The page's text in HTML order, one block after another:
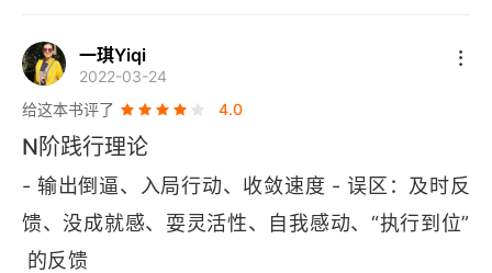
次后，他的目的并不是复述别人的句子，而是要自
一个大问题：他的词汇积累的不像杂志文章的作者
那样丰富，并不是说他不认识那些好质量的词语，
只是他自己不能做到 “文思泉涌、信手拈来”。于是
他想到另一种练习的方法。他决定把杂志中一些好
一琪Yiqi
2022-03-24
给这本书评了
4.0
N阶践行理论
- 输出倒逼、入局行动、收敛速度 - 误区：及时反
馈、没成就感、耍灵活性、自我感动、“执行到位”
的反馈